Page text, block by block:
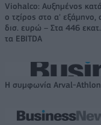
Viohalco: Αυξημένος
ο τζίρος στο α' εξάμηνο,
δισ. ευρώ – Στα 446
τα EBITDA
Η συμφωνία Arval-